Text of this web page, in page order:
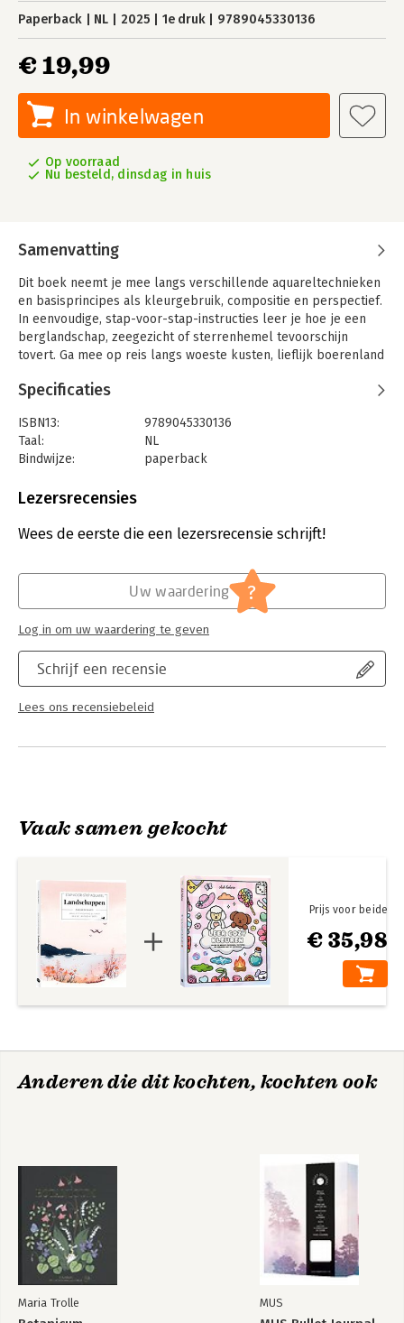
Paperback NL 2025 1e druk 9789045330136
€ 19,99
In winkelwagen
Op voorraad
Nu besteld, dinsdag in huis
Samenvatting
Dit boek neemt je mee langs verschillende aquareltechnieken
en basisprincipes als kleurgebruik, compositie en perspectief.
In eenvoudige, stap-voor-stap-instructies leer je hoe je een
berglandschap, zeegezicht of sterrenhemel tevoorschijn
tovert. Ga mee op reis langs woeste kusten, lieflijk boerenland
je eigen landschappen met een minimalistische en serene
Specificaties
ISBN13:
9789045330136
Taal:
NL
Bindwijze:
paperback
Uitgever:
Verschijningsdatum:
10-6-2025
Sport, hobby, lifestyle
Lezersrecensies
Wees de eerste die een lezersrecensie schrijft!
Schrijf een recensie
Lees ons recensiebeleid
Uw waardering ?
Log in om uw waardering te geven
Vaak samen gekocht
€ 35,98
Prijs voor beide
Anderen die dit kochten, kochten ook
Maria Trolle MUS